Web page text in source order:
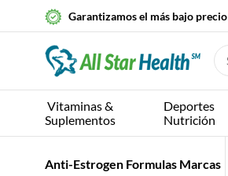
Garantizamos el más bajo precio
Vitaminas &
Suplementos
Deportes
Nutrición
Anti-Estrogen Formulas Marcas